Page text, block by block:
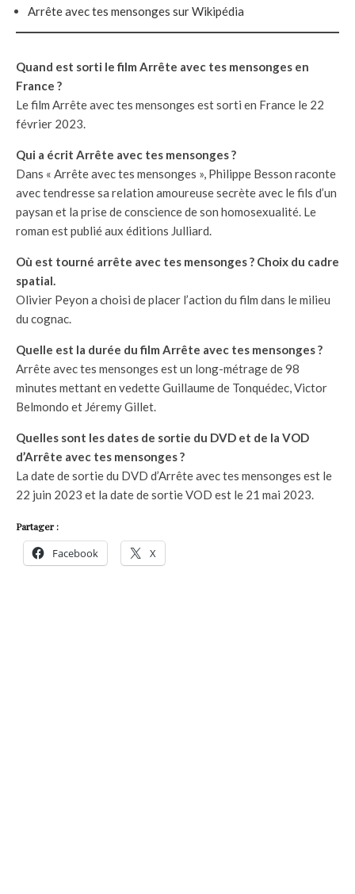
Arrête avec tes mensonges sur Wikipédia
Quand est sorti le film Arrête avec tes mensonges en
France ?
Le film Arrête avec tes mensonges est sorti en France le 22
février 2023.
Qui a écrit Arrête avec tes mensonges ?
Dans « Arrête avec tes mensonges », Philippe Besson raconte
avec tendresse sa relation amoureuse secrète avec le fils d’un
paysan et la prise de conscience de son homosexualité. Le
roman est publié aux éditions Julliard.
Où est tourné arrête avec tes mensonges ? Choix du cadre
spatial.
Olivier Peyon a choisi de placer l’action du film dans le milieu
du cognac.
Quelle est la durée du film Arrête avec tes mensonges ?
Arrête avec tes mensonges est un long-métrage de 98
minutes mettant en vedette Guillaume de Tonquédec, Victor
Belmondo et Jéremy Gillet.
Quelles sont les dates de sortie du DVD et de la VOD
d’Arrête avec tes mensonges ?
La date de sortie du DVD d’Arrête avec tes mensonges est le
22 juin 2023 et la date de sortie VOD est le 21 mai 2023.
Partager :
Facebook X